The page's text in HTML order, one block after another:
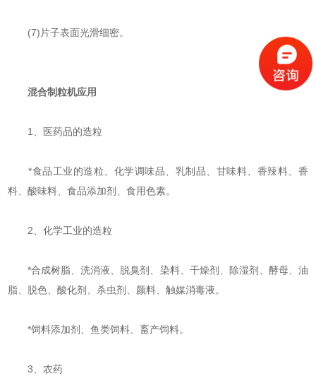
(7)片子表面光滑细密。
混合制粒机应用
1、医药品的造粒
*食品工业的造粒、化学调味品、乳制品、甘味料、香辣料、香
料、酸味料、食品添加剂、食用色素。
2、化学工业的造粒
*合成树脂、洗消液、脱臭剂、染料、干燥剂、除湿剂、酵母、油
脂、脱色、酸化剂、杀虫剂、颜料、触媒消毒液。
*饲料添加剂、鱼类饲料、畜产饲料。
3、农药